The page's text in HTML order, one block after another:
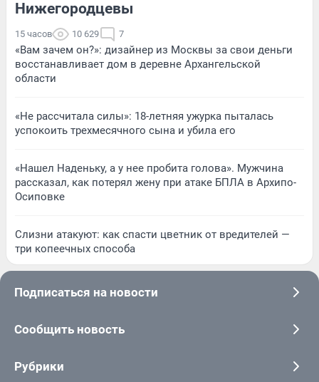
Нижегородцевы
15 часов 10 629 7
«Вам зачем он?»: дизайнер из Москвы за свои деньги
восстанавливает дом в деревне Архангельской
области
«Не рассчитала силы»: 18-летняя ужурка пыталась
успокоить трехмесячного сына и убила его
«Нашел Наденьку, а у нее пробита голова». Мужчина
рассказал, как потерял жену при атаке БПЛА в Архипо-
Осиповке
Слизни атакуют: как спасти цветник от вредителей —
три копеечных способа
Подписаться на новости
Сообщить новость
Рубрики